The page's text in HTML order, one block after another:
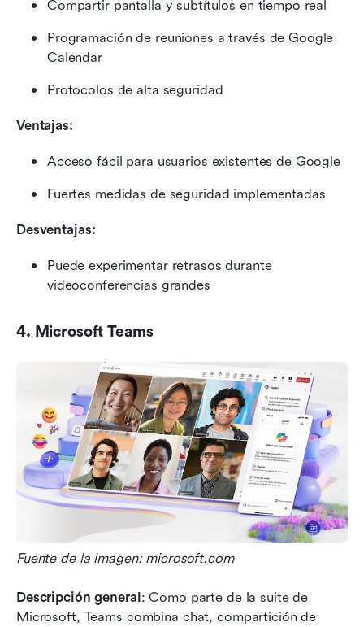
Compartir pantalla y subtítulos en tiempo real
Programación de reuniones a través de Google
Calendar
Protocolos de alta seguridad
Ventajas:
Acceso fácil para usuarios existentes de Google
Fuertes medidas de seguridad implementadas
Desventajas:
Puede experimentar retrasos durante
videoconferencias grandes
4. Microsoft Teams
Fuente de la imagen: microsoft.com
Descripción general: Como parte de la suite de
Microsoft, Teams combina chat, compartición de